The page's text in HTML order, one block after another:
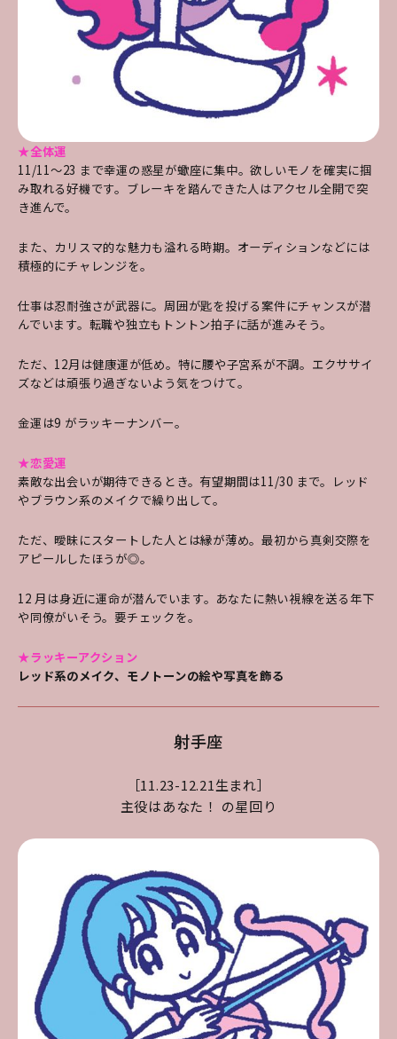
★全体運
11/11～23 まで幸運の惑星が蠍座に集中。欲しいモノを確実に掴
み取れる好機です。ブレーキを踏んできた人はアクセル全開で突
き進んで。
また、カリスマ的な魅力も溢れる時期。オーディションなどには
積極的にチャレンジを。
仕事は忍耐強さが武器に。周囲が匙を投げる案件にチャンスが潜
んでいます。転職や独立もトントン拍子に話が進みそう。
ただ、12月は健康運が低め。特に腰や子宮系が不調。エクササイ
ズなどは頑張り過ぎないよう気をつけて。
金運は9 がラッキーナンバー。
★恋愛運
素敵な出会いが期待できるとき。有望期間は11/30 まで。レッド
やブラウン系のメイクで繰り 出して。
ただ、曖昧にスタートした人とは縁が薄め。最初から真剣交際を
アピールしたほうが◎。
12 月は身近に運命が潜んでいます。あなたに熱い視線を送る年下
や同僚がいそう。要チェックを。
★ラッキーアクション
レッド系のメイク、モノトーンの絵や写真を飾る
射手座
［11.23-12.21生まれ］
主役はあなた！ の星回り